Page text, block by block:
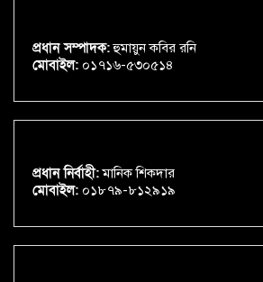
প্রধান সম্পাদক:হুমায়ুন কবির রনি
মোবাইল: ০১৭১৬-৫৩০৫১৪
প্রধান নির্বাহী:মানিক শিকদার
মোবাইল: ০১৮৭৯-৮১২৯১৯